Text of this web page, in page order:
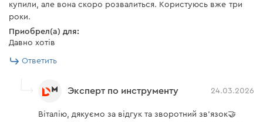
купили, але вона скоро розвалиться. Користуюсь вже три
роки.
Приобрел(а) для:
Давно хотів
Ответить
Эксперт по инструменту 24.03.2026
Віталію, дякуємо за відгук та зворотний зв'язок🤝